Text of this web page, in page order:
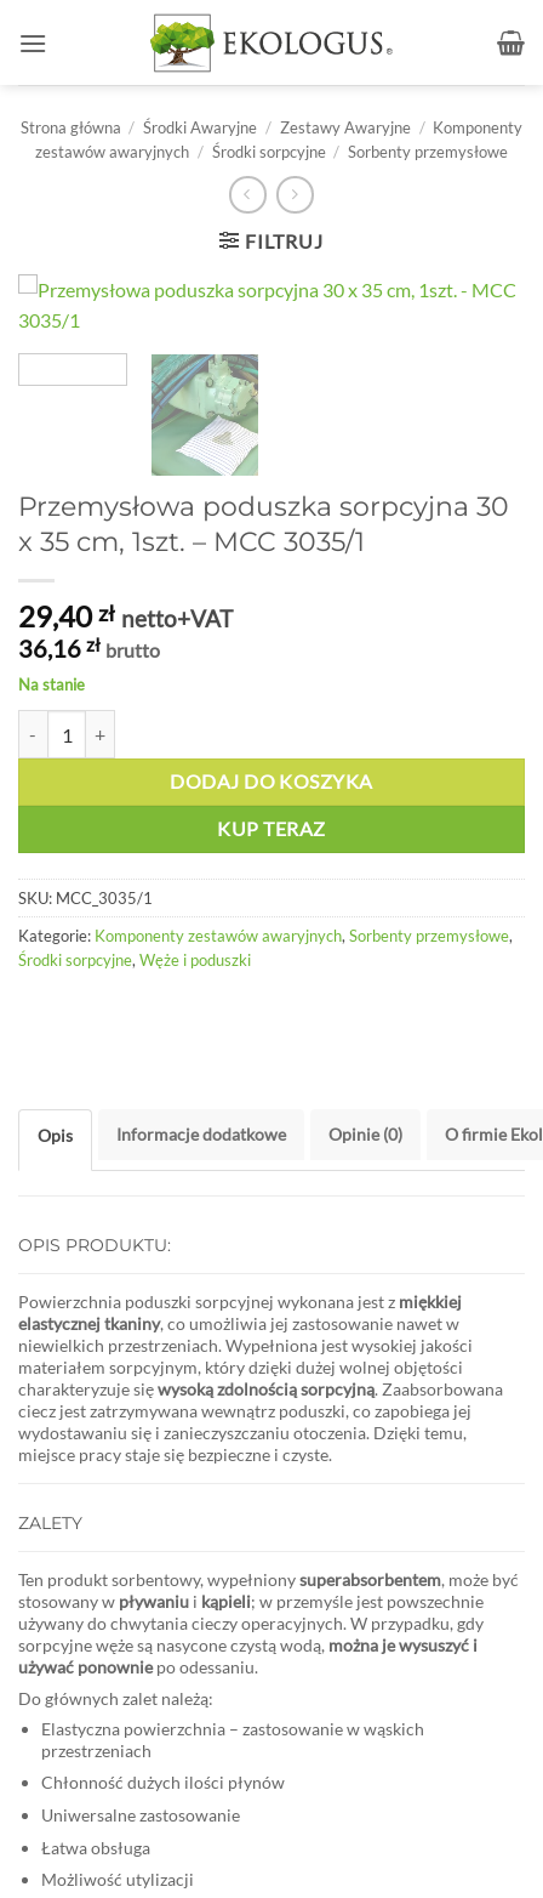
Strona główna / Środki Awaryjne / Zestawy Awaryjne / Komponenty
zestawów awaryjnych / Środki sorpcyjne / Sorbenty przemysłowe
FILTRUJ
Przemysłowa poduszka sorpcyjna 30
x 35 cm, 1szt. – MCC 3035/1
29,40zł netto+VAT
36,16 zł brutto
Na stanie
DODAJ DO KOSZYKA
KUP TERAZ
SKU: MCC_3035/1
Kategorie: Komponenty zestawów awaryjnych, Sorbenty przemysłowe,
Środki sorpcyjne, Węże i poduszki
Opis Informacje dodatkowe Opinie (0) O firmie
OPIS PRODUKTU:
Powierzchnia poduszki sorpcyjnej wykonana jest z miękkiej
elastycznej tkaniny, co umożliwia jej zastosowanie nawet w
niewielkich przestrzeniach. Wypełniona jest wysokiej jakości
materiałem sorpcyjnym, który dzięki dużej wolnej objętości
charakteryzuje sięwysoką zdolnością sorpcyjną. Zaabsorbowana
ciecz jest zatrzymywana wewnątrz poduszki, co zapobiega jej
wydostawaniu się i zanieczyszczaniu otoczenia. Dzięki temu,
miejsce pracy staje się bezpieczne i czyste.
ZALETY
Ten produkt sorbentowy, wypełnionysuperabsorbentem, może być
stosowany w pływaniu i kąpieli; w przemyśle jest powszechnie
używany do chwytania cieczy operacyjnych. W przypadku, gdy
sorpcyjne węże są nasycone czystą wodą, można je wysuszyć i
używać ponowniepo odessaniu.
Do głównych zalet należą:
Elastyczna powierzchnia – zastosowanie w wąskich
przestrzeniach
Chłonność dużych ilości płynów
Uniwersalne zastosowanie
Łatwa obsługa
Możliwość utylizacji